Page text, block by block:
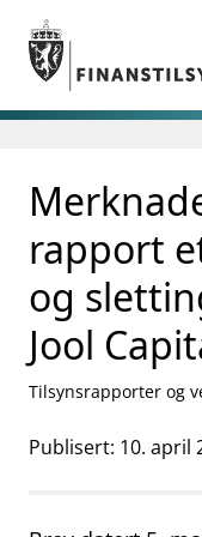
Gå til hovedinnhold
Gå til søkesiden
nettstedet
Tilsyn
Aktuelt
Finanstilsynets
Tema
Kontakt oss
rapport
og
Jool
Tilsynsrapporter og
Publisert: 10. april